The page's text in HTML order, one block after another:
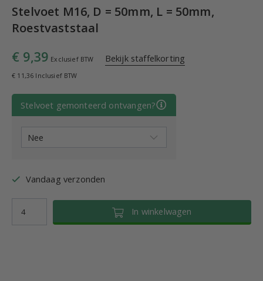
Stelvoet M16, D = 50mm, L = 50mm,
Roestvaststaal
€ 9,39 Exclusief BTW Bekijk staffelkorting
€ 11,36 Inclusief BTW
Stelvoet gemonteerd ontvangen?
Vandaag verzonden
In winkelwagen